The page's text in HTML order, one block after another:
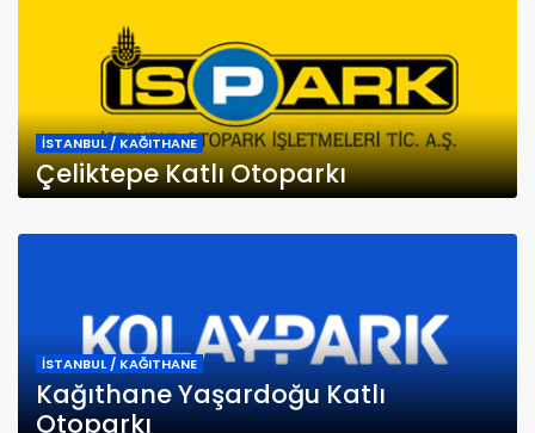
İSTANBUL / KAĞITHANE
Çeliktepe Katlı Otoparkı
İSTANBUL / KAĞITHANE
Kağıthane Yaşardoğu Katlı
Otoparkı